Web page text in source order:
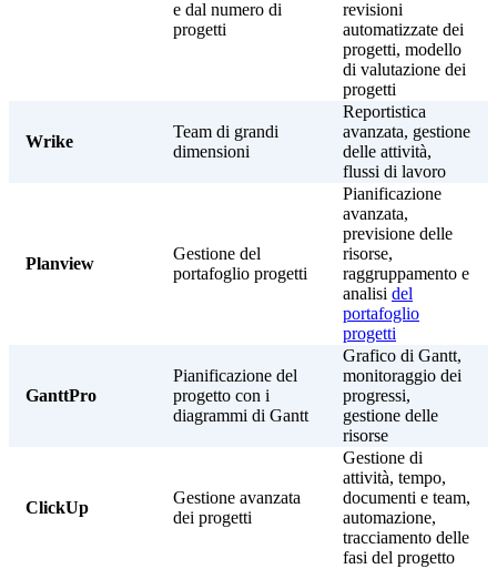
e dal numero di
progetti
revisioni
automatizzate dei
progetti, modello
di valutazione dei
progetti
Wrike
Team di grandi
dimensioni
Reportistica
avanzata, gestione
delle attività,
flussi di lavoro
Planview
Gestione del
portafoglio progetti
Pianificazione
avanzata,
previsione delle
risorse,
raggruppamento e
analisi del
portafoglio
progetti
GanttPro
Pianificazione del
progetto con i
diagrammi di Gantt
Grafico di Gantt,
monitoraggio dei
progressi,
gestione delle
risorse
ClickUp
Gestione avanzata
dei progetti
Gestione di
attività, tempo,
documenti e team,
automazione,
tracciamento delle
fasi del progetto